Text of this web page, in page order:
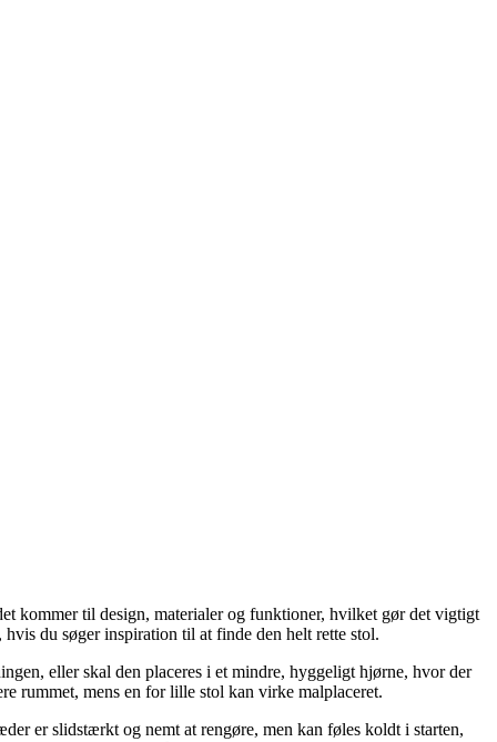
kommer til design, materialer og funktioner, hvilket gør det vigtigt
du søger inspiration til at finde den helt rette stol.
eller skal den placeres i et mindre, hyggeligt hjørne, hvor der
rummet, mens en for lille stol kan virke malplaceret.
er slidstærkt og nemt at rengøre, men kan føles koldt i starten,